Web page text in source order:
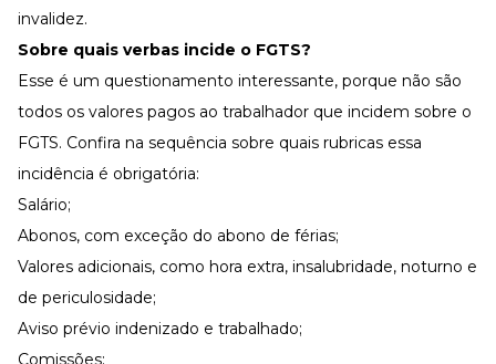
invalidez.
Sobre quais verbas incide o FGTS?
Esse é um questionamento interessante, porque não são
todos os valores pagos ao trabalhador que incidem sobre o
FGTS. Confira na sequência sobre quais rubricas essa
incidência é obrigatória:
Salário;
Abonos, com exceção do abono de férias;
Valores adicionais, como hora extra, insalubridade, noturno e
de periculosidade;
Aviso prévio indenizado e trabalhado;
Comissões;